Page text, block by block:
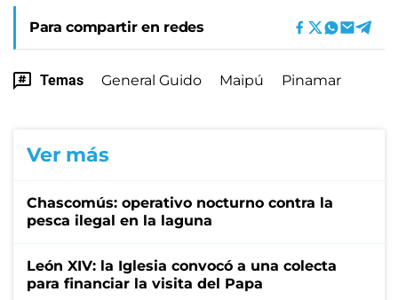
Para compartir en redes
Temas General Guido Maipú Pinamar
Ver más
Chascomús: operativo nocturno contra la
pesca ilegal en la laguna
León XIV: la Iglesia convocó a una colecta
para financiar la visita del Papa